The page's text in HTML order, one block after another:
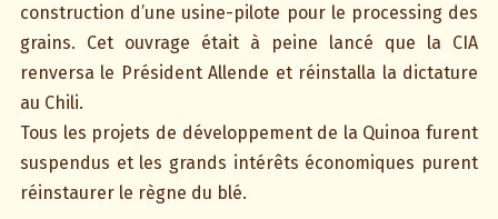
construction d’une usine-pilote pour le processing des
grains. Cet ouvrage était à peine lancé que la CIA
renversa le Président Allende et réinstalla la dictature
au Chili.
Tous les projets de développement de la Quinoa furent
suspendus et les grands intérêts économiques purent
réinstaurer le règne du blé.